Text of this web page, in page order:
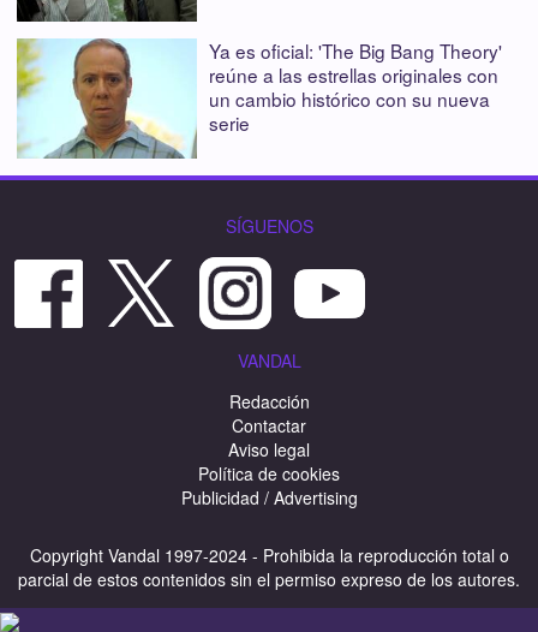
Ya es oficial: 'The Big Bang Theory'
reúne a las estrellas originales con
un cambio histórico con su nueva
serie
SÍGUENOS
VANDAL
Redacción
Contactar
Aviso legal
Política de cookies
Publicidad / Advertising
Copyright Vandal 1997-2024 - Prohibida la reproducción total o
parcial de estos contenidos sin el permiso expreso de los autores.